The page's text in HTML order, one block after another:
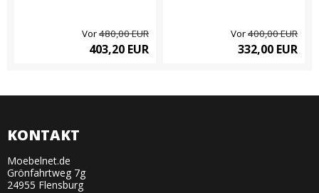
Vor480,00 EUR
403,20 EUR
Vor400,00 EUR
332,00 EUR
KONTAKT
Moebelnet.de
Grönfahrtweg 7g
24955 Flensburg